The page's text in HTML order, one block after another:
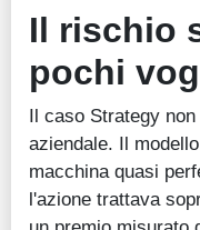
Il rischio
pochi
Il caso Strategy
aziendale. Il
macchina quasi
l'azione trattava